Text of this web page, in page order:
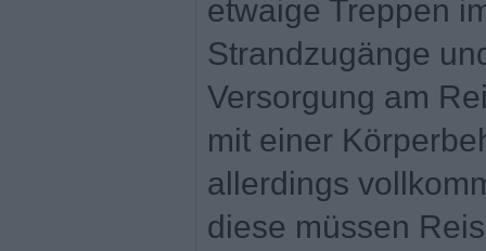
etwaige Treppen
Strandzugänge
Versorgung am
mit einer
allerdings
diese müssen